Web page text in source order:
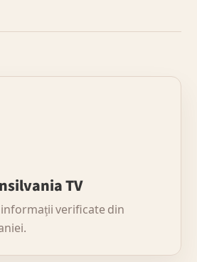
TV
verificate din